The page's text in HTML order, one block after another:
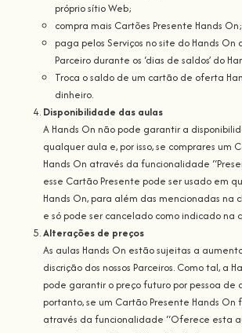
próprio sítio Web;
compra mais Cartões Presente Hands
paga pelos Serviços no site do Hands On
Parceiro durante os ‘dias de saldos’ do
Troca o saldo de um cartão de oferta
dinheiro.
Disponibilidade das aulas
A Hands On não pode garantir a
qualquer aula e, por isso, se comprares um
Hands On através da funcionalidade
esse Cartão Presente pode ser usado em
Hands On, para além das mencionadas na
e só pode ser cancelado como indicado na
Alterações de preços
As aulas Hands On estão sujeitas a
discrição dos nossos Parceiros. Como tal, a
pode garantir o preço futuro por pessoa de
portanto, se um Cartão Presente Hands On
através da funcionalidade “Oferece esta